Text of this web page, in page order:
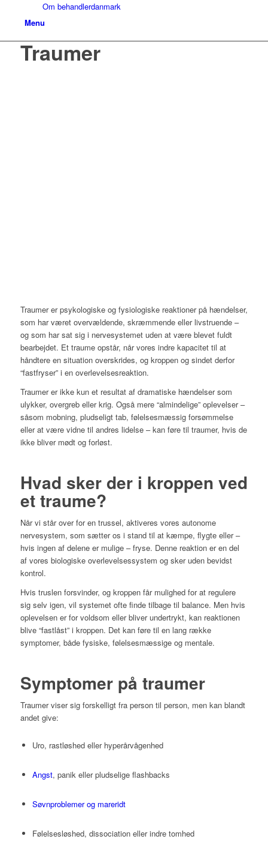
Om behandlerdanmark
Menu
Traumer
Traumer er psykologiske og fysiologiske reaktioner på hændelser,
som har været overvældende, skræmmende eller livstruende –
og som har sat sig i nervesystemet uden at være blevet fuldt
bearbejdet. Et traume opstår, når vores indre kapacitet til at
håndtere en situation overskrides, og kroppen og sindet derfor
“fastfryser” i en overlevelsesreaktion.
Traumer er ikke kun et resultat af dramatiske hændelser som
ulykker, overgreb eller krig. Også mere “almindelige” oplevelser –
såsom mobning, pludseligt tab, følelsesmæssig forsømmelse
eller at være vidne til andres lidelse – kan føre til traumer, hvis de
ikke bliver mødt og forløst.
Hvad sker der i kroppen ved
et traume?
Når vi står over for en trussel, aktiveres vores autonome
nervesystem, som sætter os i stand til at kæmpe, flygte eller –
hvis ingen af delene er mulige – fryse. Denne reaktion er en del
af vores biologiske overlevelsessystem og sker uden bevidst
kontrol.
Hvis truslen forsvinder, og kroppen får mulighed for at regulere
sig selv igen, vil systemet ofte finde tilbage til balance. Men hvis
oplevelsen er for voldsom eller bliver undertrykt, kan reaktionen
blive “fastlåst” i kroppen. Det kan føre til en lang række
symptomer, både fysiske, følelsesmæssige og mentale.
Symptomer på traumer
Traumer viser sig forskelligt fra person til person, men kan blandt
andet give:
Uro, rastløshed eller hyperårvågenhed
Angst, panik eller pludselige flashbacks
Søvnproblemer og mareridt
Følelsesløshed, dissociation eller indre tomhed